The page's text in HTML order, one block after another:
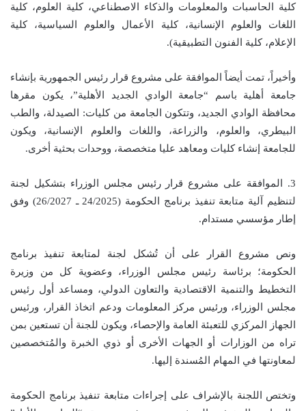
كلية الحاسبات والمعلومات والذكاء الاصطناعي، كلية العلوم، كلية
اللغات والعلوم الإنسانية، كلية الأعمال والعلوم السياسية، كلية
الإعلام، كلية الفنون التطبيقية).
وأخيراً، تمت أيضاً الموافقة على مشروع قرار رئيس الجمهورية بإنشاء
جامعة أهلية باسم “جامعة الوادي الجديد الأهلية”، يكون مقرها
محافظة الوادي الجديد، وتتكون الجامعة من كليات: الصيدلة، والطب
البيطري، والعلوم، والزراعة، واللغات والعلوم الإنسانية، ويكون
للجامعة إنشاء كليات ومعاهد عليا متخصصة، ووحدات بحثية أخرى.
3. الموافقة على مشروع قرار رئيس مجلس الوزراء بتشكيل لجنة
لتنظيم آلية متابعة تنفيذ برنامج الحكومة (24/2025 ـ 26/2027) وفق
إطار مؤسسي مستدام.
ونص مشروع القرار على أن تُشكل لجنة لمتابعة تنفيذ برنامج
الحكومة؛ برئاسة رئيس مجلس الوزراء، وعضوية كل من وزيرة
التخطيط والتنمية الاقتصادية والتعاون الدولي، ومساعد أول رئيس
مجلس الوزراء، ورئيس مركز المعلومات ودعم اتخاذ القرار، ورئيس
الجهاز المركزي للتعبئة العامة والإحصاء، ويكون للجنة أن تستعين بمن
تراه من الوزارات أو الجهات الأخرى أو ذوي الخبرة والمُتخصصين
لمعاونتها في المهام المُسندة إليها.
وتختص اللجنة بالإشراف على إجراءات متابعة تنفيذ برنامج الحكومة